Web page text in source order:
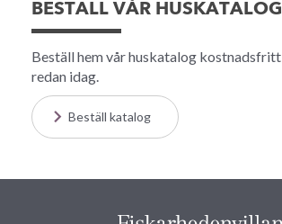
BESTÄLL VÅR HUSKATALOG
Beställ hem vår huskatalog kostnadsfritt
redan idag.
Beställ katalog